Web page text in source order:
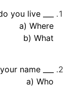
a) Where
b) What
a) Who